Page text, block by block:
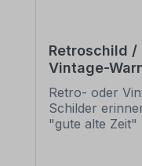
Retroschild /
Vintage-
Achtung -
Zone
Retro- oder
Schilder
"gute alte Zeit"